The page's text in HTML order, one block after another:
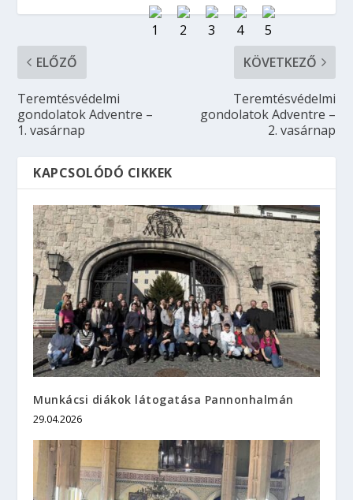
ELŐZŐ
Teremtésvédelmi
gondolatok Adventre –
1. vasárnap
KÖVETKEZŐ
Teremtésvédelmi
gondolatok Adventre –
2. vasárnap
KAPCSOLÓDÓ CIKKEK
Munkácsi diákok látogatása Pannonhalmán
29.04.2026